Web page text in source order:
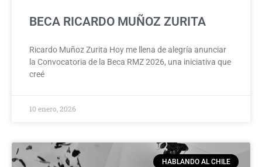
BECA RICARDO MUÑOZ ZURITA
Ricardo Muñoz Zurita Hoy me llena de alegría anunciar
la Convocatoria de la Beca RMZ 2026, una iniciativa que
creé
10 enero, 2026
HABLANDO AL CHILE